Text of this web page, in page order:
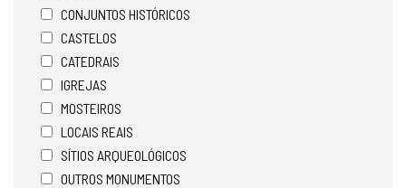
CONJUNTOS HISTÓRICOS
CASTELOS
CATEDRAIS
IGREJAS
MOSTEIROS
LOCAIS REAIS
SÍTIOS ARQUEOLÓGICOS
OUTROS MONUMENTOS